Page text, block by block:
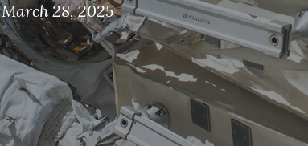
March 28, 2025